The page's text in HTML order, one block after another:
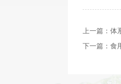
上一篇： 体
下一篇： 食